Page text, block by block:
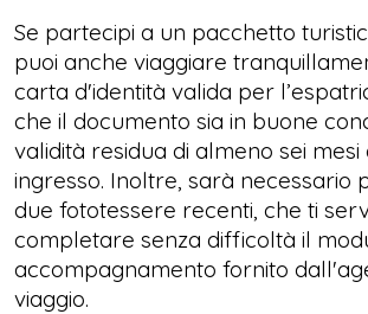
Se partecipi a un pacchetto
puoi anche viaggiare
carta d'identità valida per
che il documento sia in buone
validità residua di almeno sei
ingresso. Inoltre, sarà necessario
due fototessere recenti, che ti
completare senza difficoltà il
accompagnamento fornito
viaggio.